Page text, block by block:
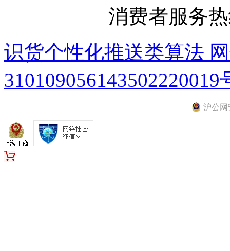
消费者服务
识货个性化推送类算法
310109056143502220019
沪公网